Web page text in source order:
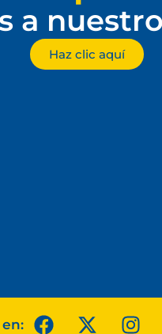
a
Haz clic aquí